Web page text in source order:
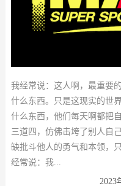
我经常说：这人啊，最重要
什么东西。只是这现实的世
什么东西，他们每天啊都把
三道四，仿佛击垮了别人自
缺批斗他人的勇气和本领，
经常说：我...
2023